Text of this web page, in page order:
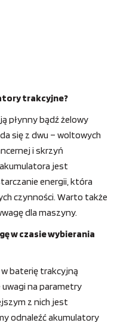
trakcyjne?
płynny bądź żelowy
się z dwu – woltowych
i skrzyń
jest
energii, która
czynności. Warto także
dla maszyny.
w czasie wybierania
baterię trakcyjną
na parametry
z nich jest
odnaleźć akumulatory